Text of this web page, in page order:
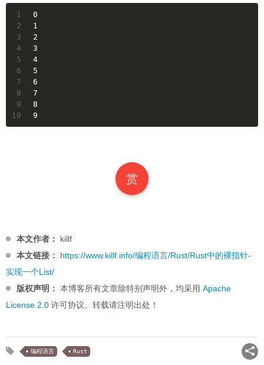
1
2
3
4
5
6
7
8
9
10
0
1
2
3
4
5
6
7
8
9
赏
本文作者：
killf
本文链接：
https://www.killf.info/编程语言/Rust/Rust中的裸指针-
实现一个List/
版权声明： 本博客所有文章除特别声明外，均采用 Apache
License 2.0 许可协议。转载请注明出处！
编程语言 Rust